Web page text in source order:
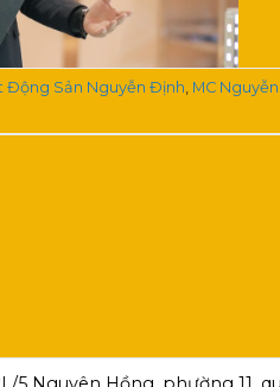
Động Sản Nguyễn Định, MC